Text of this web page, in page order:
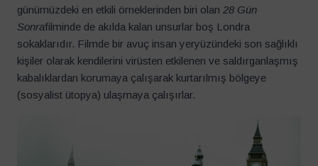
günümüzdeki en etkili örneklerinden biri olan 28 Gün
Sonrafilminde de akılda kalan unsurlar boş Londra
sokaklarıdır. Filmde bir avuç insan yeryüzündeki son sağlıklı
kişiler olarak kendilerini virüsten etkilenen ve saldırganlaşmış
kabalıklardan korumaya çalışarak kurtarılmış bölgeye
(sosyalist ütopya) ulaşmaya çalışırlar.